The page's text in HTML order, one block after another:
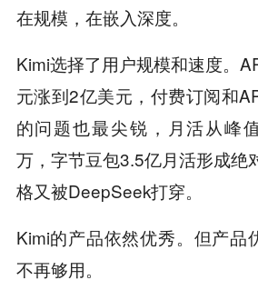
在规模，在嵌入深度。
Kimi选择了用户规模和速度。
元涨到2亿美元，付费订阅和
的问题也最尖锐，月活从峰
万，字节豆包3.5亿月活形成绝
格又被DeepSeek打穿。
Kimi的产品依然优秀。但产品
不再够用。